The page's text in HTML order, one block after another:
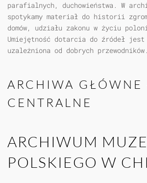
parafialnych, duchowieństwa. W
spotykamy materiał do historii
domów, udziału zakonu w życiu
Umiejętność dotarcia do źródeł jest
uzależniona od dobrych przewodników.
ARCHIWA GŁÓWNE
CENTRALNE
ARCHIWUM
POLSKIEGO W